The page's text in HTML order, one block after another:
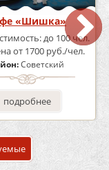
«Шишка»
до 100 чел.
от 1700 руб./чел.
Советский
подробнее